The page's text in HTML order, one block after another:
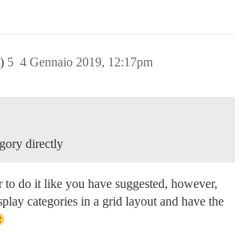
4 Gennaio 2019, 12:17pm
5
directly
do it like you have suggested, however,
categories in a grid layout and have the